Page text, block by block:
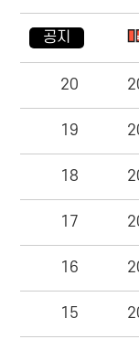
공지
20
19
18
17
16
15